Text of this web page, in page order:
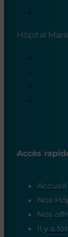
Hôpital
Accès
Accueil
Nos
Nos
Il y a